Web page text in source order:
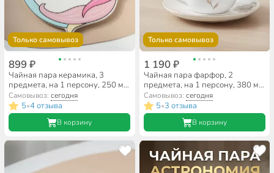
Только самовывоз
899 ₽
Чайная пара керамика, 3
предмета, на 1 персону, 250 мл,
Единорог, B010404, в
ассортименте
Самовывоз:сегодня
5•4 отзыва
В корзину
Только самовывоз
1 190 ₽
Чайная пара фарфор, 2
предмета, на 1 персону, 380 мл,
Lefard, Inspiration Золотой
цветок, 422-126, подарочная
упаковка, белая
Самовывоз: сегодня
5•3 отзыва
В корзину